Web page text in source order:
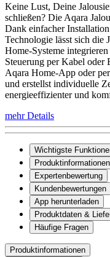
Keine Lust, Deine
schließen? Die Aqara
Dank einfacher
Technologie lässt sich die
Home-Systeme
Steuerung per Kabel oder
Aqara Home-App oder
und erstellst individuelle
energieeffizienter und
mehr Details
Wichtigste
Produktinformationen
Expertenbewertung
Kundenbewertungen
App herunterladen
Produktdaten &
Häufige Fragen
Produktinformationen